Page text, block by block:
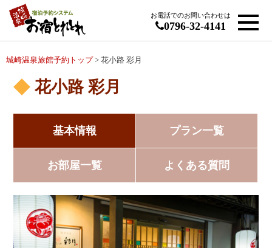
お電話でのお問い合わせは
0796-32-4141
城崎温泉旅館予約トップ > 花小路 彩月
花小路 彩月
基本情報 プラン一覧
お部屋一覧 よくある質問